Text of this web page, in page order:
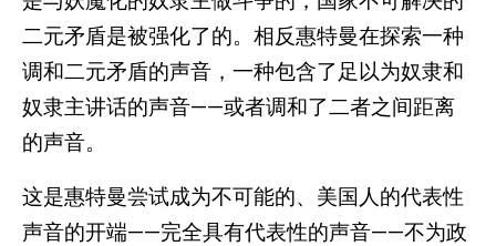
二元矛盾是被强化了的。相反惠特曼在探索一种
调和二元矛盾的声音，一种包含了足以为奴隶和
奴隶主讲话的声音——或者调和了二者之间距离
的声音。
这是惠特曼尝试成为不可能的、美国人的代表性
声音的开端——完全具有代表性的声音——不为政